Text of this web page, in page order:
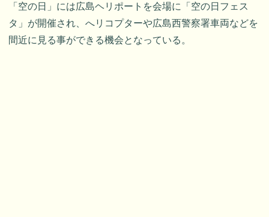
「空の日」には広島ヘリポートを会場に「空の日フェス
タ」が開催され、へリコプターや広島西警察署車両などを
間近に見る事ができる機会となっている。